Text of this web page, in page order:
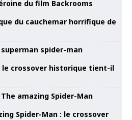
du cauchemar horrifique de
le crossover historique tient-il
Spider-Man : le crossover